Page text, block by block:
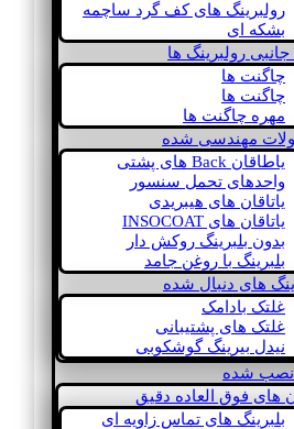
رولبرینگ های کف گرد ساچمه
بشکه ای
جانبی رولبرینگ ها
چاگنت ها
چاگنت ها
مهره چاگنت ها
مهندسی شده
یاطاقان Back های پشتی
واحدهای تحمل سنسور
یاتاقان های هیبریدی
یاتاقان های INSOCOAT
بدون بلبرینگ روکش دار
بلبرینگ با روغن جامد
های دنبال شده
غلتک بادامک
غلتک های پشتیبانی
نیدل بیرینگ گوشکوبی
نصب شده
های فوق العاده دقیق
بلبرینگ های تماس زاویه ای